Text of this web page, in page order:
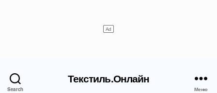
Search
Текстиль.Онлайн
Меню